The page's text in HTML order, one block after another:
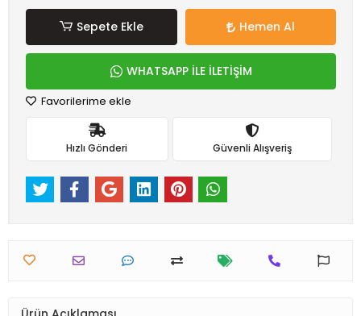
Sepete Ekle Hemen Al
WHATSAPP İLE İLETİŞİM
Favorilerime ekle
Hızlı Gönderi Güvenli Alışveriş